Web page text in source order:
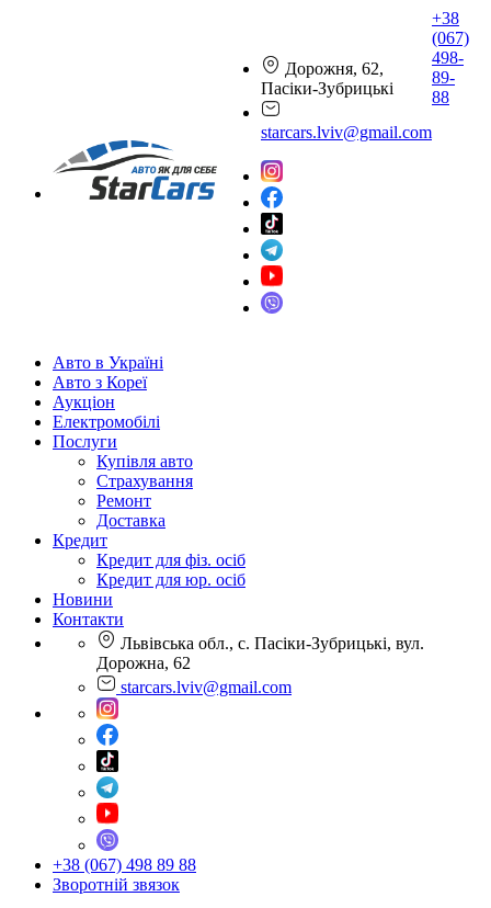
Дорожня, 62,
Пасіки-Зубрицькі
starcars.lviv@gmail.com
+38
(067)
498-
89-
88
Авто в Україні
Авто з Кореї
Аукціон
Електромобілі
Послуги
Купівля авто
Страхування
Ремонт
Доставка
Кредит
Кредит для фіз. осіб
Кредит для юр. осіб
Новини
Контакти
Львівська обл., с. Пасіки-Зубрицькі, вул.
Дорожна, 62
starcars.lviv@gmail.com
+38 (067) 498 89 88
Зворотній звязок